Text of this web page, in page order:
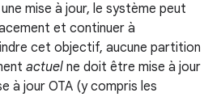
mise à jour, le système peut
et continuer à
cet objectif, aucune partition
actuel ne doit être mise à jour
à jour OTA (y compris les